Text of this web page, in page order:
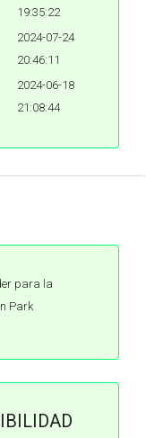
19:35:22
2024-07-24
20:46:11
2024-06-18
21:08:44
para la
Park